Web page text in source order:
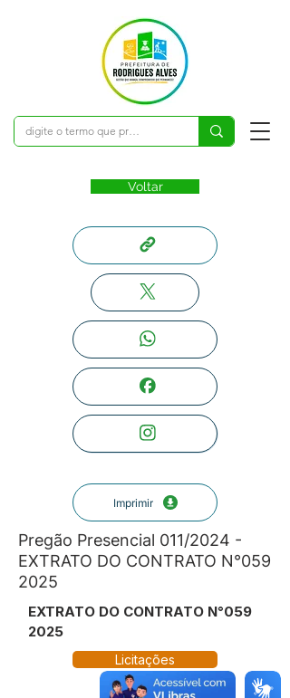
Voltar
Imprimir
Pregão Presencial 011/2024 -
EXTRATO DO CONTRATO N°059
2025
EXTRATO DO CONTRATO N°059
2025
Licitações